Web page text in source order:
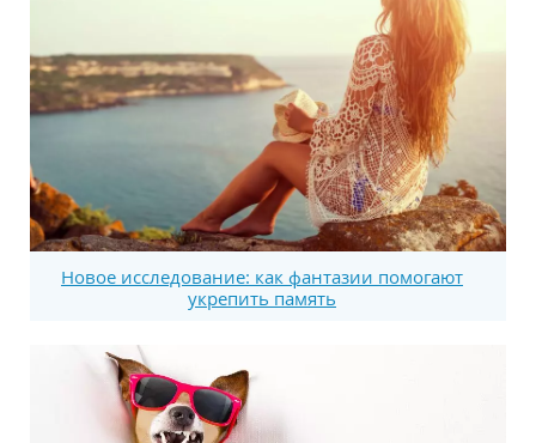
Новое исследование: как фантазии помогают
укрепить память